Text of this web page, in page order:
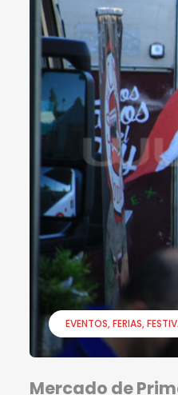
EVENTOS FERIAS
Mercado de